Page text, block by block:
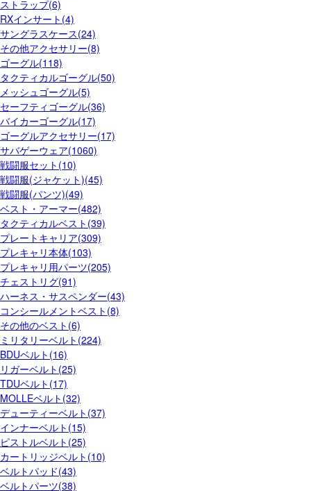
ストラップ(6)
RXインサート(4)
サングラスケース(24)
その他アクセサリー(8)
ゴーグル(118)
タクティカルゴーグル(50)
メッシュゴーグル(5)
セーフティゴーグル(36)
バイカーゴーグル(17)
ゴーグルアクセサリー(17)
サバゲーウェア(1060)
戦闘服セット(10)
戦闘服(ジャケット)(45)
戦闘服(パンツ)(49)
ベスト・アーマー(482)
タクティカルベスト(39)
プレートキャリア(309)
プレキャリ本体(103)
プレキャリ用パーツ(205)
チェストリグ(91)
ハーネス・サスペンダー(43)
コンシールメントベスト(8)
その他のベスト(6)
ミリタリーベルト(224)
BDUベルト(16)
リガーベルト(25)
TDUベルト(17)
MOLLEベルト(32)
デューティーベルト(37)
インナーベルト(15)
ピストルベルト(25)
カートリッジベルト(10)
ベルトパッド(43)
ベルトパーツ(38)